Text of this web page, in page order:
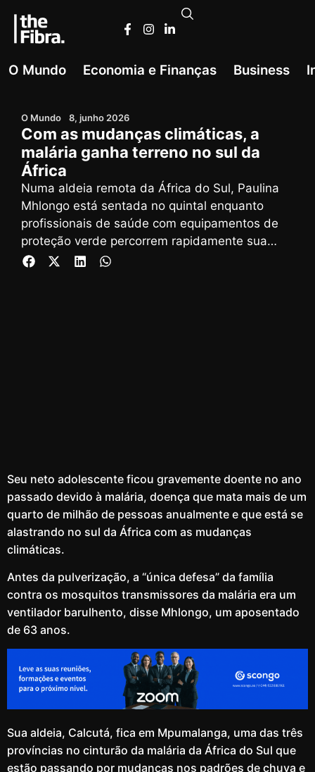
O Mundo Economia e Finanças Business
O Mundo 8, junho 2026
Com as mudanças climáticas, a
malária ganha terreno no sul da
África
Numa aldeia remota da África do Sul, Paulina
Mhlongo está sentada no quintal enquanto
profissionais de saúde com equipamentos de
proteção verde percorrem rapidamente sua
casa, aplicando inseticida antimosquito nas
Seu neto adolescente ficou gravemente doente no ano
passado devido à malária, doença que mata mais de um
quarto de milhão de pessoas anualmente e que está se
alastrando no sul da África com as mudanças
climáticas.
Antes da pulverização, a “única defesa” da família
contra os mosquitos transmissores da malária era um
ventilador barulhento, disse Mhlongo, um aposentado
de 63 anos.
Sua aldeia, Calcutá, fica em Mpumalanga, uma das três
províncias no cinturão da malária da África do Sul que
estão passando por mudanças nos padrões de chuva e